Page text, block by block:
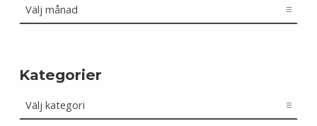
Kategorier